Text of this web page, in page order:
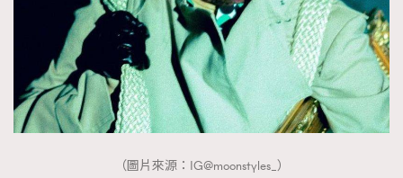
（圖片來源：IG@moonstyles_）